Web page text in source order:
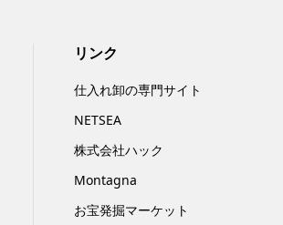
リンク
仕入れ卸の専門サイト
NETSEA
株式会社ハック
Montagna
お宝発掘マーケット